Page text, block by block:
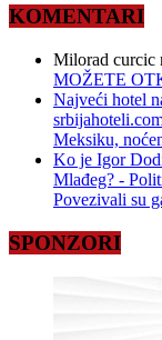
KOMENTARI
Milorad curcic
MOŽETE
Najveći hotel
Meksiku,
Ko je Igor
Mlađeg? -
Povezivali su
SPONZORI